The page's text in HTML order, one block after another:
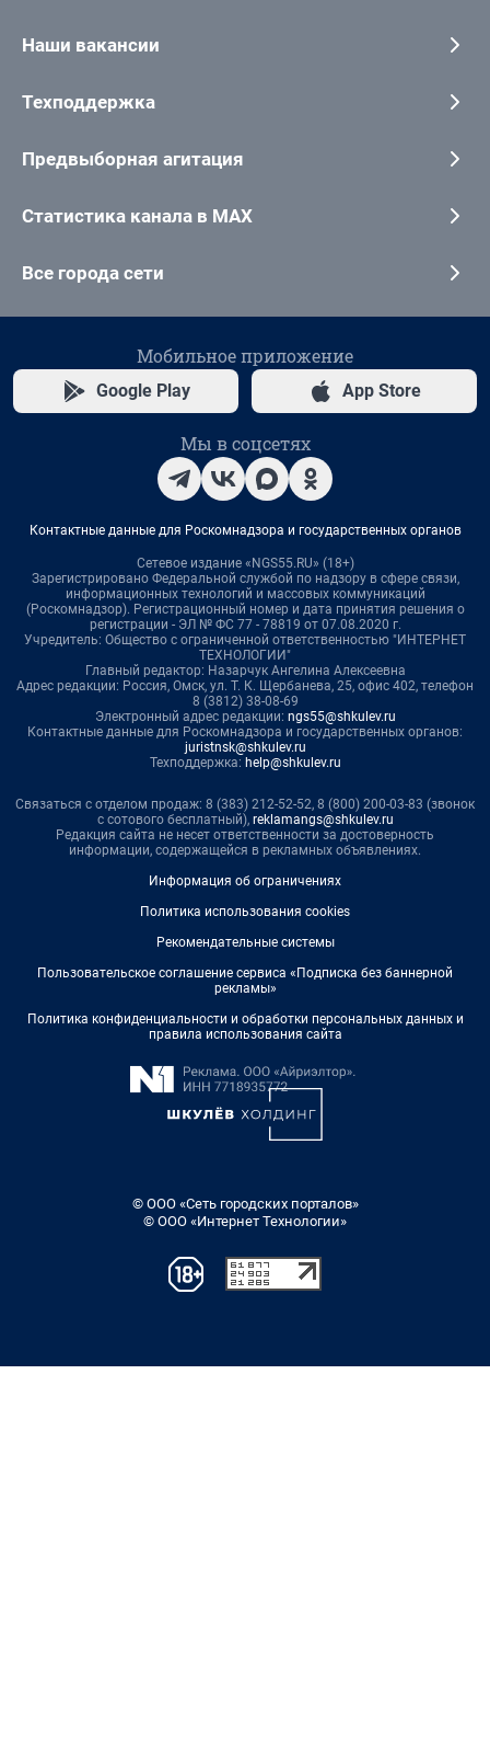
Наши вакансии
Техподдержка
Предвыборная агитация
Статистика канала в MAX
Все города сети
Мобильное приложение
Google Play App Store
Мы в соцсетях
Контактные данные для Роскомнадзора и государственных органов
Сетевое издание «NGS55.RU» (18+)
Зарегистрировано Федеральной службой по надзору в сфере связи,
информационных технологий и массовых коммуникаций
(Роскомнадзор). Регистрационный номер и дата принятия решения о
регистрации - ЭЛ № ФС 77 - 78819 от 07.08.2020 г.
Учредитель: Общество с ограниченной ответственностью "ИНТЕРНЕТ
ТЕХНОЛОГИИ"
Главный редактор: Назарчук Ангелина Алексеевна
Адрес редакции: Россия, Омск, ул. Т. К. Щербанева, 25, офис 402, телефон
8 (3812) 38-08-69
Электронный адрес редакции: ngs55@shkulev.ru
Контактные данные для Роскомнадзора и государственных органов:
juristnsk@shkulev.ru
Техподдержка: help@shkulev.ru
Связаться с отделом продаж: 8 (383) 212-52-52, 8 (800) 200-03-83 (звонок
с сотового бесплатный), reklamangs@shkulev.ru
Редакция сайта не несет ответственности за достоверность
информации, содержащейся в рекламных объявлениях.
Информация об ограничениях
Политика использования cookies
Рекомендательные системы
Пользовательское соглашение сервиса «Подписка без баннерной
рекламы»
Политика конфиденциальности и обработки персональных данных и
правила использования сайта
© ООО «Сеть городских порталов»
© ООО «Интернет Технологии»